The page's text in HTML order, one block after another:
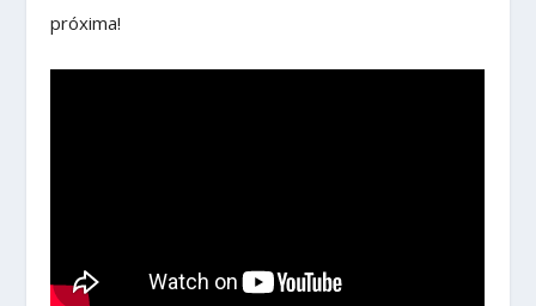
próxima!